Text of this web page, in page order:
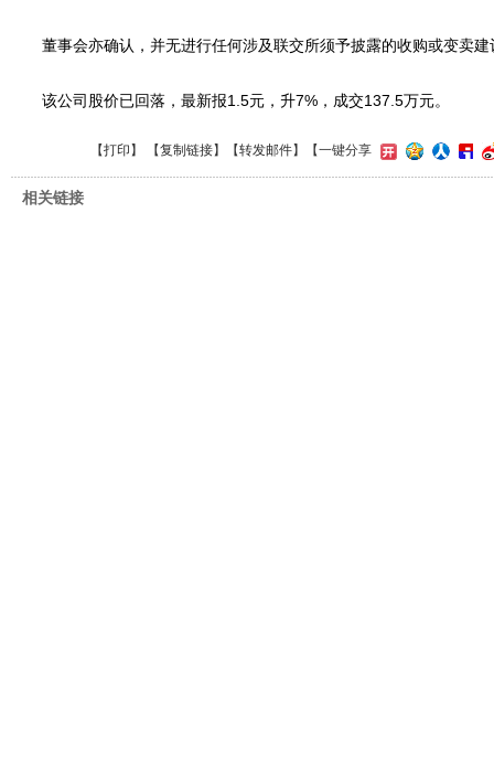
董事会亦确认，并无进行任何涉及联交所须予披露的收购或变卖建
该公司股价已回落，最新报1.5元，升7%，成交137.5万元。
【打印 】 【复制链接】【转发邮件】 【一键分享
相关链接